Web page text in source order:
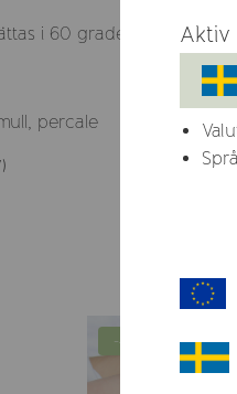
i 60 grader och blir
percale
-45%
Aktiv